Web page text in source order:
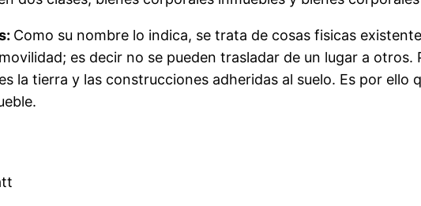
Como su nombre lo indica, se trata de cosas fisicas
es decir no se pueden trasladar de un lugar a
la tierra y las construcciones adheridas al suelo. Es por ello